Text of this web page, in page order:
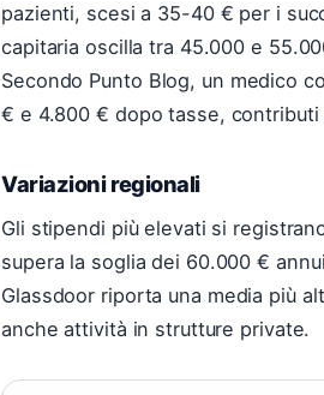
pazienti, scesi a 35-40 € per i
capitaria oscilla tra 45.000 e
Secondo Punto Blog, un medico
€ e 4.800 € dopo tasse, contributi
Variazioni regionali
Gli stipendi più elevati si
supera la soglia dei 60.000 €
Glassdoor riporta una media più
anche attività in strutture private.